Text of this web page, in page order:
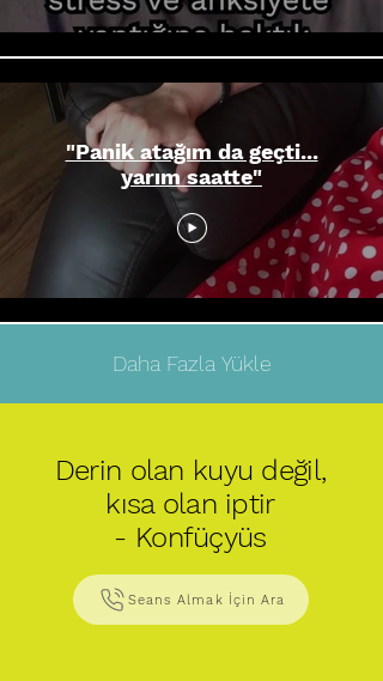
"Panik atağım da geçti...
yarım saatte"
Daha Fazla Yükle
Derin olan kuyu değil,
kısa olan iptir
- Konfüçyüs
Seans Almak İçin Ara